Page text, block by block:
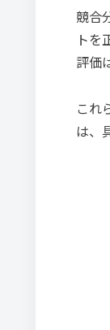
競合
トを
評価
これ
は、